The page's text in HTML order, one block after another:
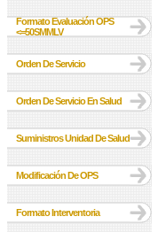
Formato Evaluación OPS
<=50SMMLV
Orden De Servicio
Orden De Servicio En Salud
Suministros Unidad De Salud
Modificación De OPS
Formato Interventoria